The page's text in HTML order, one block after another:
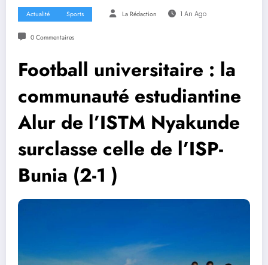
Actualité Sports La Rédaction 1 An Ago
0 Commentaires
Football universitaire : la
communauté estudiantine
Alur de l’ISTM Nyakunde
surclasse celle de l’ISP-
Bunia (2-1 )